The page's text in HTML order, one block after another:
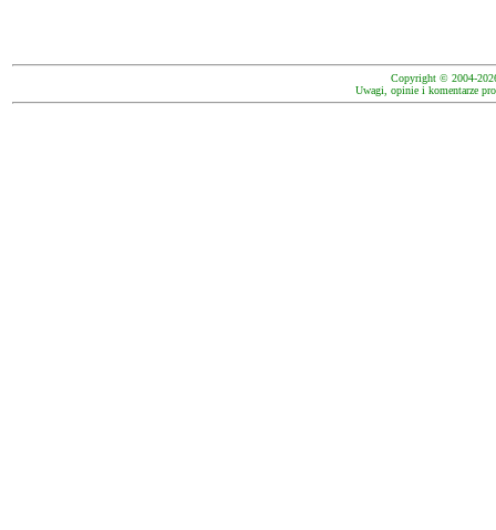
Copyright © 2004-
Uwagi, opinie i komentarze